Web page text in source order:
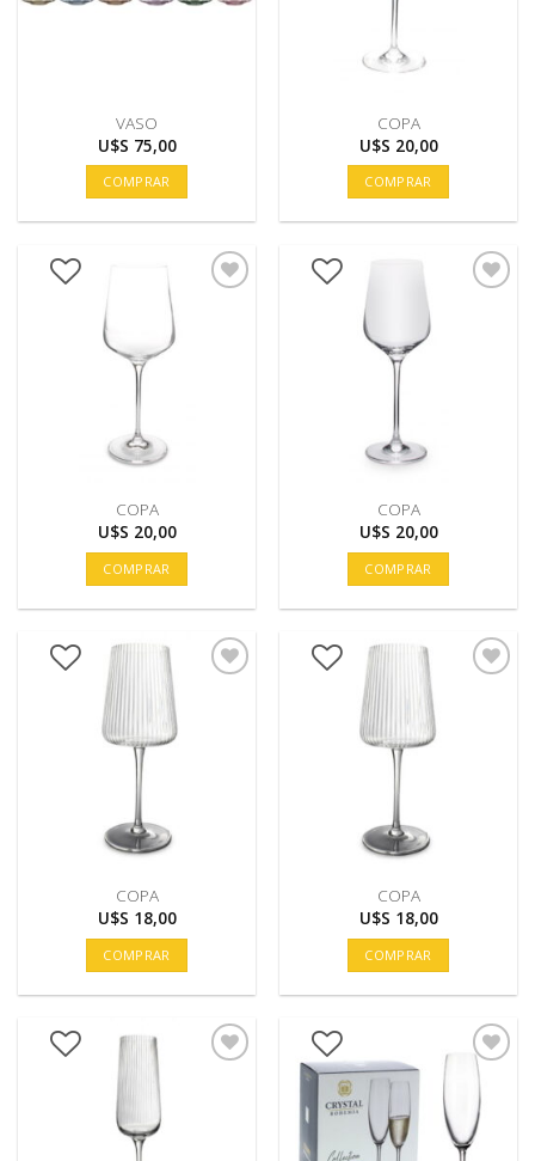
VASO
U$S 75,00
COMPRAR
COPA
U$S 20,00
COMPRAR
COPA
U$S 20,00
COMPRAR
COPA
U$S 20,00
COMPRAR
COPA
U$S 18,00
COMPRAR
COPA
U$S 18,00
COMPRAR